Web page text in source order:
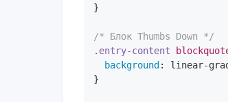
}
/* Блок Thumbs Down */
.entry-content
background : linear-
}